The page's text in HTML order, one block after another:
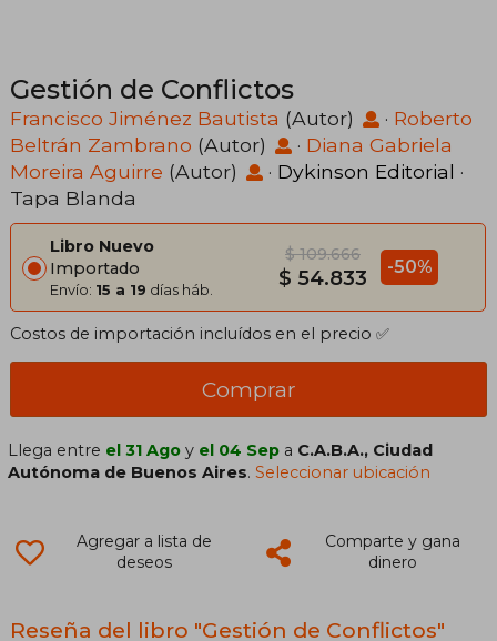
Gestión de Conflictos
Francisco Jiménez Bautista (Autor) · Roberto
Beltrán Zambrano (Autor) · Diana Gabriela
Moreira Aguirre (Autor) · Dykinson Editorial ·
Tapa Blanda
Libro Nuevo
Importado
Envío: 15 a 19 días háb.
$ 109.666
$ 54.833 -50%
Costos de importación incluídos en el precio ✅
Comprar
Llega entre el 31 Ago y el 04 Sep a C.A.B.A., Ciudad
Autónoma de Buenos Aires.Seleccionar ubicación
Agregar a lista de
deseos
Comparte y gana
dinero
Reseña del libro "Gestión de Conflictos"